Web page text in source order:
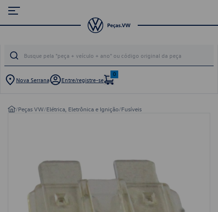
Nova Serrana Entre/registre-se
0
/Peças VW/Elétrica, Eletrônica e Ignição/Fusíveis